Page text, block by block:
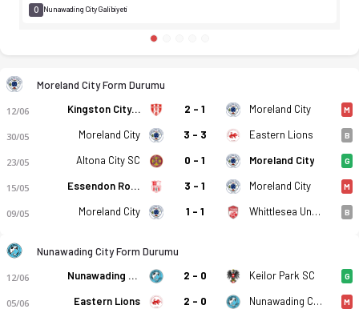
0 Nunawading City Galibiyeti
Moreland City Form Durumu
12/06 Kingston City FC 2 - 1 Moreland City M
30/05 Moreland City 3 - 3 Eastern Lions B
23/05 Altona City SC 0 - 1 Moreland City G
15/05 Essendon Royals SC 3 - 1 Moreland City M
09/05 Moreland City 1 - 1 Whittlesea United SC B
Nunawading City Form Durumu
12/06 Nunawading City 2 - 0 Keilor Park SC G
05/06 Eastern Lions 2 - 0 Nunawading City M